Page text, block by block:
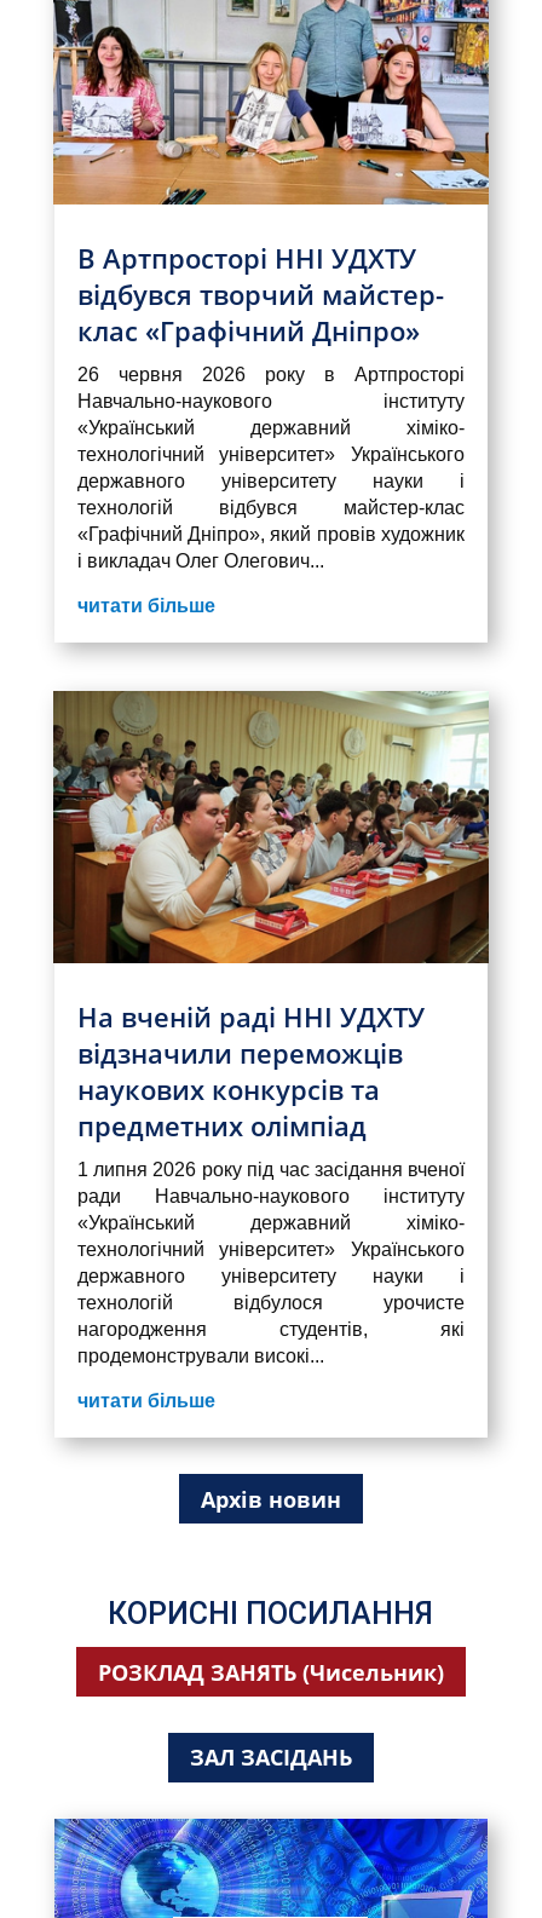
В Артпросторі ННІ УДХТУ
відбувся творчий майстер-
клас «Графічний Дніпро»
26 червня 2026 року в Артпросторі
Навчально-наукового інституту
«Український державний хіміко-
технологічний університет» Українського
державного університету науки і
технологій відбувся майстер-клас
«Графічний Дніпро», який провів художник
і викладач Олег Олегович...
читати більше
На вченій раді ННІ УДХТУ
відзначили переможців
наукових конкурсів та
предметних олімпіад
1 липня 2026 року під час засідання вченої
ради Навчально-наукового інституту
«Український державний хіміко-
технологічний університет» Українського
державного університету науки і
технологій відбулося урочисте
нагородження студентів, які
продемонстрували високі...
читати більше
Архів новин
КОРИСНІ ПОСИЛАННЯ
РОЗКЛАД ЗАНЯТЬ (Чисельник)
ЗАЛ ЗАСІДАНЬ